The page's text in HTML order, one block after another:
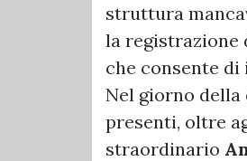
struttura
la registrazione
che consente
Nel giorno
presenti, oltre
straordinario